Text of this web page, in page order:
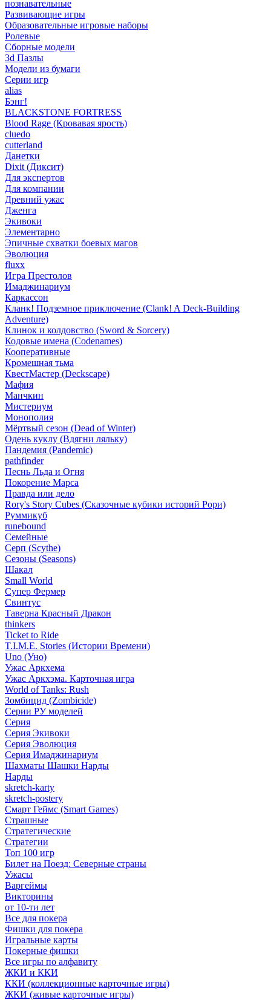
познавательные
Развивающие игры
Образовательные игровые наборы
Ролевые
Сборные модели
3d Пазлы
Модели из бумаги
Серии игр
alias
Бэнг!
BLACKSTONE FORTRESS
Blood Rage (Кровавая ярость)
cluedo
cutterland
Данетки
Dixit (Диксит)
Для экспертов
Для компании
Древний ужас
Дженга
Экивоки
Элементарно
Эпичные схватки боевых магов
Эволюция
fluxx
Игра Престолов
Имаджинариум
Каркассон
Кланк! Подземное приключение (Clank! A Deck-Building
Adventure)
Клинок и колдовство (Sword & Sorcery)
Кодовые имена (Codenames)
Кооперативные
Кромешная тьма
КвестМастер (Deckscape)
Мафия
Манчкин
Мистериум
Монополия
Мёртвый сезон (Dead of Winter)
Одень куклу (Вдягни ляльку)
Пандемия (Pandemic)
pathfinder
Песнь Льда и Огня
Покорение Марса
Правда или дело
Rory's Story Cubes (Сказочные кубики историй Рори)
Руммикуб
runebound
Семейные
Серп (Scythe)
Сезоны (Seasons)
Шакал
Small World
Супер Фермер
Свинтус
Таверна Красный Дракон
thinkers
Ticket to Ride
T.I.M.E. Stories (Истории Времени)
Uno (Уно)
Ужас Аркхема
Ужас Аркхэма. Карточная игра
World of Tanks: Rush
Зомбицид (Zombicide)
Серии РУ моделей
Серия
Серия Экивоки
Серия Эволюция
Серия Имаджинариум
Шахматы Шашки Нарды
Нарды
skretch-karty
skretch-postery
Смарт Геймс (Smart Games)
Страшные
Стратегические
Стратегии
Топ 100 игр
Билет на Поезд: Северные страны
Ужасы
Варгеймы
Викторины
от 10-ти лет
Все для покера
Фишки для покера
Игральные карты
Покерные фишки
Все игры по алфавиту
ЖКИ и ККИ
ККИ (коллекционные карточные игры)
ЖКИ (живые карточные игры)